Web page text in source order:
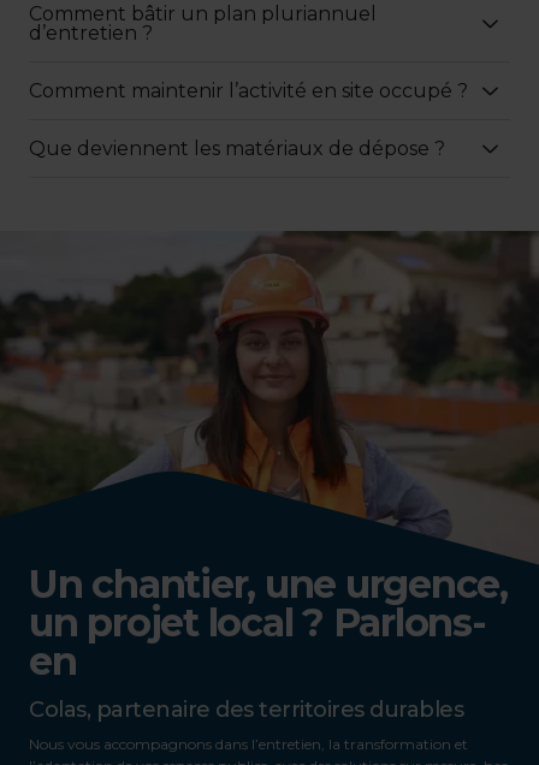
Comment bâtir un plan pluriannuel
d’entretien ?
Comment maintenir l’activité en site occupé ?
Que deviennent les matériaux de dépose ?
Un chantier, une urgence,
un projet local ? Parlons-
en
Colas, partenaire des territoires durables
Nous vous accompagnons dans l’entretien, la transformation et